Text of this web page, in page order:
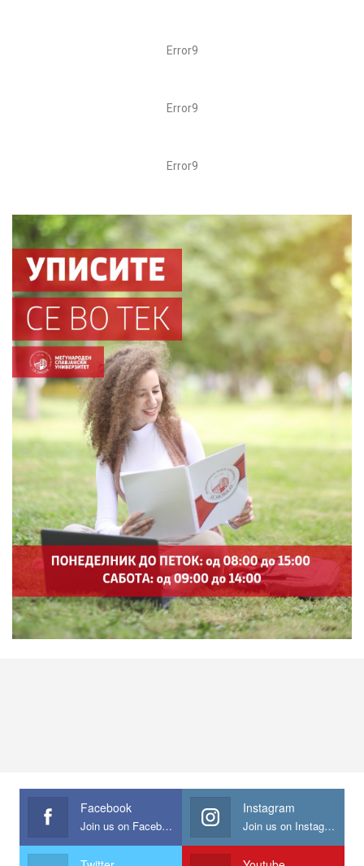
Error9
Error9
Error9
Facebook
Join us on Facebook
Instagram
Join us on Instagram